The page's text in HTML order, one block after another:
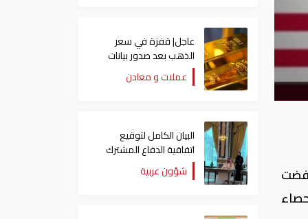
الأول من عام 2026، حيث انخفضت
عاجل| قفزة في سعر
الذهب بعد صدور بيانات
الوظائف الأمريكية
عملات و معادن
البيان الكامل لتوقيع
اتفاقية الدفاع المشترك
بين السعودية وتركيا
وباكستان
شؤون عربية